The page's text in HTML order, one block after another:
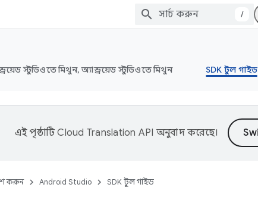
/
স্টুডিওতে মিথুন, অ্যান্ড্রয়েড স্টুডিওতে মিথুন SDK টুল গাইড
এই পৃষ্ঠাটিCloud Translation API অনুবাদ করেছে।
করুন Android Studio SDK টুল গাইড